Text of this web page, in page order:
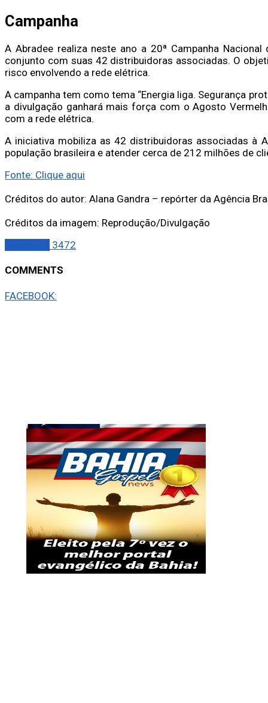
Campanha
A Abradee realiza neste ano a 20ª Campanha
conjunto com suas 42 distribuidoras associadas. O
risco envolvendo a rede elétrica.
A campanha tem como tema “Energia liga. Segurança
a divulgação ganhará mais força com o Agosto
com a rede elétrica.
A iniciativa mobiliza as 42 distribuidoras associadas à
população brasileira e atender cerca de 212 milhões de
Fonte: Clique aqui
Créditos do autor: Alana Gandra – repórter da Agência
Créditos da imagem: Reprodução/Divulgação
3472
COMMENTS
FACEBOOK: